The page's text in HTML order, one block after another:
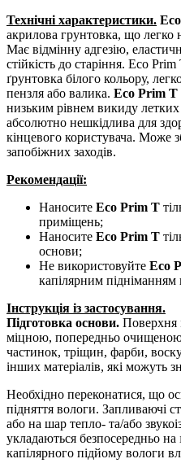
Технічні характеристики.
акрилова грунтовка, що легко
Має відмінну адгезію,
стійкість до старіння. Eco
ґрунтовка білого кольору,
пензля або валика. Eco Prim T
низьким рівнем викиду
абсолютно нешкідлива для
кінцевого користувача. Може
запобіжних заходів.
Рекомендації:
Наносите Eco Prim T
приміщень;
Наносите Eco Prim T
основи;
Не використовуйте Eco
капілярним підніманням
Інструкція із застосування.
Підготовка основи. Поверхня
міцною, попередньо очищеною
частинок, тріщин, фарби,
інших матеріалів, які можуть
Необхідно переконатися, що
підняття вологи. Запливаючі
або на шар тепло- та/або
укладаються безпосередньо на
капілярного підйому вологи